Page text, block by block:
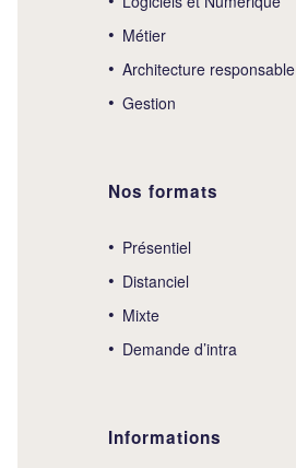
Métier
Architecture responsable
Gestion
Nos formats
Présentiel
Distanciel
Mixte
Demande d’intra
Informations